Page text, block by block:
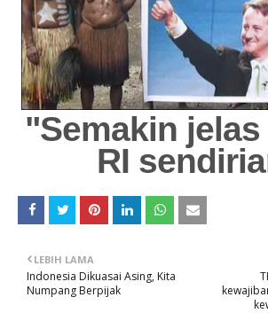
"Semakin
RI
LEBIH LAMA
Indonesia Dikuasai Asing, Kita
Numpang Berpijak